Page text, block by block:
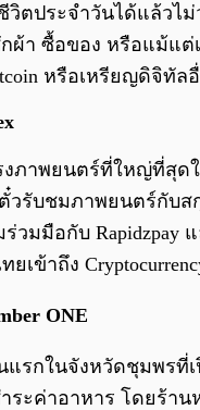
วิตประจำวันได้แล้วไม่
ผ้า ซื้อของ หรือแม้แต่
หรือเหรียญดิจิทัล
งภาพยนตร์ที่ใหญ่ที่สุด
วรับชมภาพยนตร์กับส
วมมือกับ Rapidzpay
เข้าถึง
ONE
แรกในจังหวัดชุมพรที่เ
ระค่าอาหาร โดยร้าน